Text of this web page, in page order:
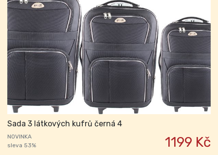
Sada 3 látkových kufrů černá 4
NOVINKA
sleva 53%
1199 Kč